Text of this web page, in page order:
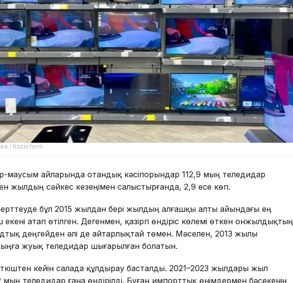
/ Kazinform
маусым айларында отандық кәсіпорындар 112,9 мың теледидар
жылдың сәйкес кезеңімен салыстырғанда, 2,9 есе көп.
бұл 2015 жылдан бері жылдың алғашқы алты айындағы ең
атап өтілген. Дегенмен, қазіргі өндіріс көлемі өткен онжылдықтың
деңгейден әлі де айтарлықтай төмен. Мәселен, 2013 жылы
жуық теледидар шығарылған болатын.
кейін салада құлдырау басталды. 2021–2023 жылдары жыл
мың теледидар ғана өндірілді. Бұған импорттық өнімдермен бәсекенің